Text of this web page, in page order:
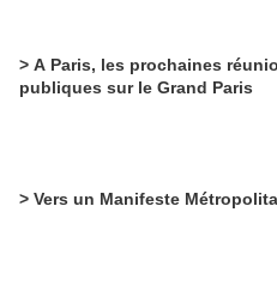
> A Paris, les prochaines
publiques sur le Grand Paris
> Vers un Manifeste